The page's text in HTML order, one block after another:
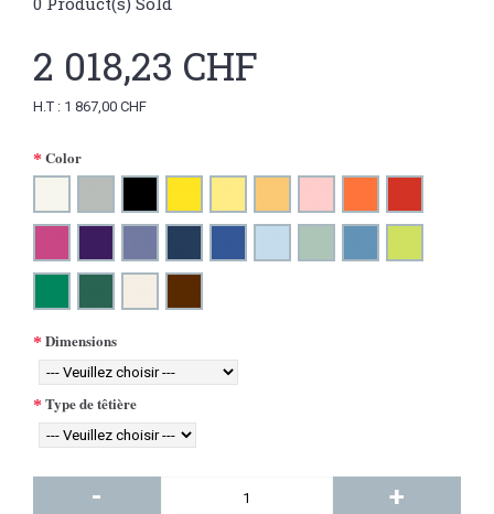
2 018,23 CHF
H.T : 1 867,00 CHF
Color
Dimensions
Type de têtière
- +